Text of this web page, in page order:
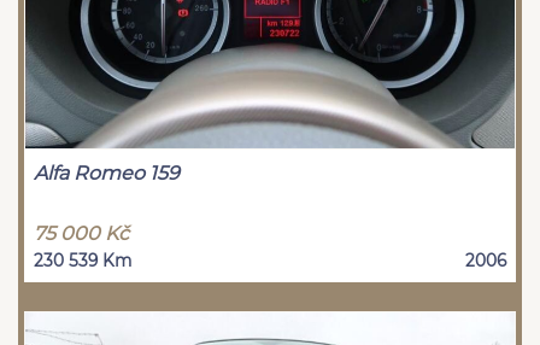
Alfa Romeo 159
75 000 Kč
230 539 Km 2006